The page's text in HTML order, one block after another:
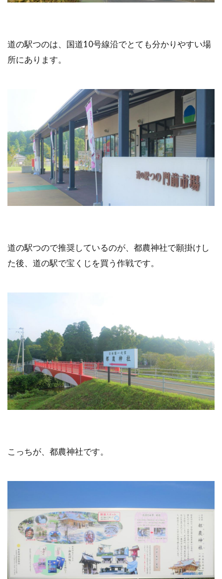
道の駅つのは、国道10号線沿でとても分かりやすい場
所にあります。
道の駅つので推奨しているのが、都農神社で願掛けし
た後、道の駅で宝くじを買う作戦です。
こっちが、都農神社です。